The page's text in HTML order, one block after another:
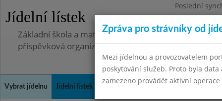
Jídelní lístek
Poslední
Pondělí
Základní škola a mateřská škola, Pavlovice u
příspěvková organizace
Vybrat jídelnu Jídelní lístek Kontakty a informace
Zpráva pro strávníky od
Mezi jídelnou a provozovatelem
poskytování služeb. Proto byla
zamezeno provádět aktivní